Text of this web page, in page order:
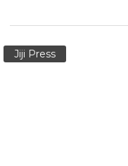
Jiji Press